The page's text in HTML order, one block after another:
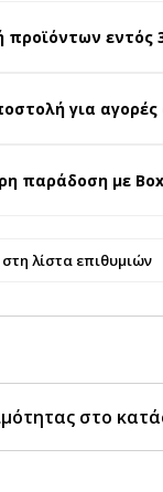
προϊόντων εντός
για
παράδοση με
λίστα επιθυμιών
στο